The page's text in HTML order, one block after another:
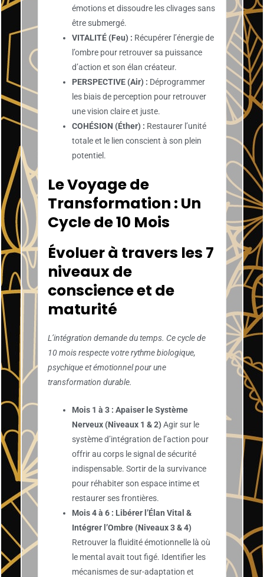
émotions et dissoudre les clivages sans
être submergé.
VITALITÉ (Feu) : Récupérer l’énergie de
l’ombre pour retrouver sa puissance
d’action et son élan créateur.
PERSPECTIVE (Air) : Déprogrammer
les biais de perception pour retrouver
une vision claire et juste.
COHÉSION (Éther) : Restaurer l’unité
totale et le lien conscient à son plein
potentiel.
Le Voyage de
Transformation : Un
Cycle de 10 Mois
Évoluer à travers les 7
niveaux de
conscience et de
maturité
L’intégration demande du temps. Ce cycle de
10 mois respecte votre rythme biologique,
psychique et émotionnel pour une
transformation durable.
Mois 1 à 3 : Apaiser le Système
Nerveux (Niveaux 1 & 2) Agir sur le
système d’intégration de l’action pour
offrir au corps le signal de sécurité
indispensable. Sortir de la survivance
pour réhabiter son espace intime et
restaurer ses frontières.
Mois 4 à 6 : Libérer l’Élan Vital &
Intégrer l’Ombre (Niveaux 3 & 4)
Retrouver la fluidité émotionnelle là où
le mental avait tout figé. Identifier les
mécanismes de sur-adaptation et